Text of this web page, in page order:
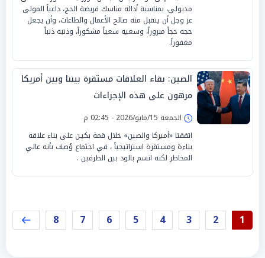
مدبولي، بمناسبة أدائه مناسك فريضة الحج، داعياً المولى
عز وجل أن يتقبل منه صالح الأعمال والطاعات، وأن يجعل
حجه حجاً مبروراً، وسعيه سعياً مشكوراً، وذنبه ذنباً
مغفوراً.
الصين: بقاء العلاقات مستقرة بيننا وبين أمريكا
مرهون على هذه الإجراءات
الجمعة 15/مايو/2026 - 02:45 م
اتفقتا «أميركا والصين» خلال قمة بكيـن على بناء علاقة
بناءة ومستقرة استراتيجياً ، في اجتماع وُصف بأنه عالي
المخاطر لكنه اتسم بالود بين الطرفين .
1
2
3
4
5
6
7
8